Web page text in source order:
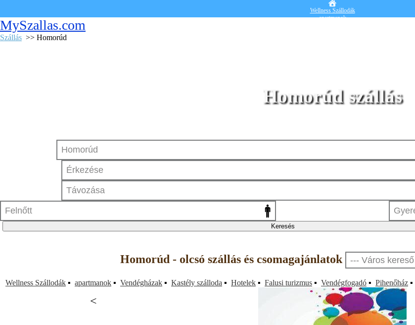
Wellness Szállodák
apartmanok
MySzallas.com
Szállás >> Homorúd
Homorúd szállás
<
Homorúd - olcsó szállás és csomagajánlatok
Wellness Szállodák ▪ apartmanok ▪ Vendégházak ▪ Kastély szálloda ▪ Hotelek ▪ Falusi turizmus ▪ Vendégfogadó ▪ Pihenőház ▪